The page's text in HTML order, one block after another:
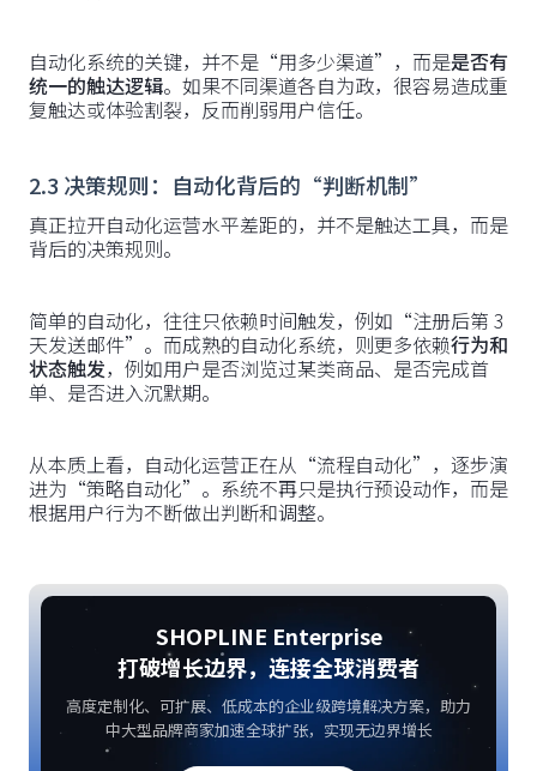
自动化系统的关键，并不是“用多少渠道”，而是是否有
统一的触达逻辑。如果不同渠道各自为政，很容易造成重
复触达或体验割裂，反而削弱用户信任。
2.3 决策规则：自动化背后的“判断机制”
真正拉开自动化运营水平差距的，并不是触达工具，而是
背后的决策规则。
简单的自动化，往往只依赖时间触发，例如“注册后第 3
天发送邮件”。而成熟的自动化系统，则更多依赖行为和
状态触发，例如用户是否浏览过某类商品、是否完成首
单、是否进入沉默期。
从本质上看，自动化运营正在从“流程自动化”，逐步演
进为“策略自动化”。系统不再只是执行预设动作，而是
根据用户行为不断做出判断和调整。
SHOPLINE Enterprise
打破增长边界，连接全球消费者
高度定制化、可扩展、低成本的企业级跨境解决方案，助力
中大型品牌商家加速全球扩张，实现无边界增长